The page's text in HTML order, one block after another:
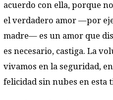
acuerdo con ella, porque
el verdadero amor —por
madre— es un amor que
es necesario, castiga. La
vivamos en la seguridad,
felicidad sin nubes en esta